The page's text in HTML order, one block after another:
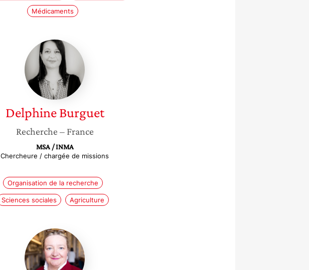
Médicaments
Delphine
Burguet
Delphine Burguet
Recherche – France
MSA / INMA
Chercheure / chargée de missions
Organisation de la recherche
Sciences sociales Agriculture
Bénédicte
Bévière-
Boyer